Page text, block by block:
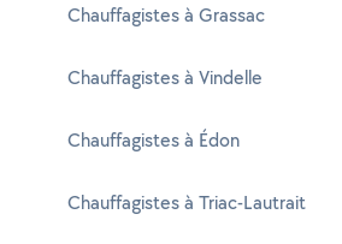
Chauffagistes à Grassac
Chauffagistes à Vindelle
Chauffagistes à Édon
Chauffagistes à Triac-Lautrait